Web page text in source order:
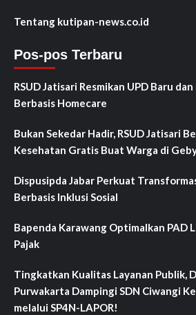
Tentang kutipan-news.co.id
Pos-pos Terbaru
RSUD Jatisari Resmikan UPD Baru
Berbasis Homecare
Bukan Sekedar Hadir, RSUD Jatisari
Kesehatan Gratis Buat Warga di
Dispusipda Jabar Perkuat
Berbasis Inklusi Sosial
Bapenda Karawang Optimalkan PAD
Pajak
Tingkatkan Kualitas Layanan Publik,
Purwakarta Dampingi SDN Ciwangi
melalui SP4N-LAPOR!